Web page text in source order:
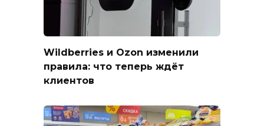
Wildberries и Ozon изменили
правила: что теперь ждёт
клиентов